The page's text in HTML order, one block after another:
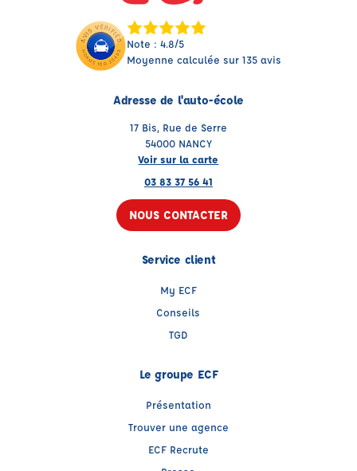
Note : 4.8/5
Moyenne calculée sur 135 avis
Adresse de l'auto-école
17 Bis, Rue de Serre
54000 NANCY
Voir sur la carte
03 83 37 56 41
NOUS CONTACTER
Service client
My ECF
Conseils
TGD
Le groupe ECF
Présentation
Trouver une agence
ECF Recrute